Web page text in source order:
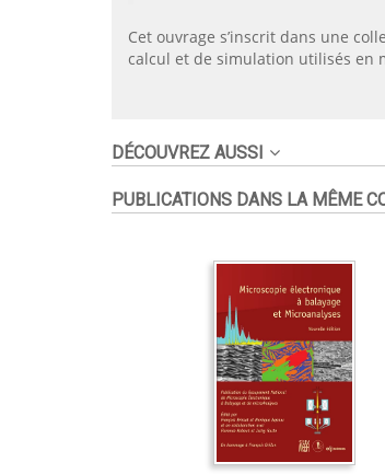
Cet ouvrage s’inscrit dans une
calcul et de simulation utilisés en
DÉCOUVREZ AUSSI
PUBLICATIONS DANS LA MÊME